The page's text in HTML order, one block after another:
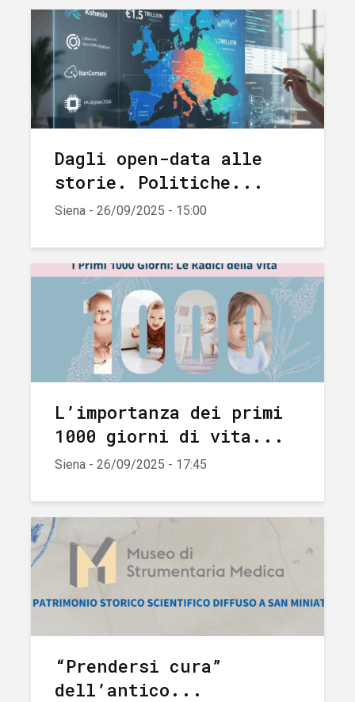
Dagli open-data alle
storie. Politiche...
Siena - 26/09/2025 - 15:00
L’importanza dei primi
1000 giorni di vita...
Siena - 26/09/2025 - 17:45
“Prendersi cura”
dell’antico...